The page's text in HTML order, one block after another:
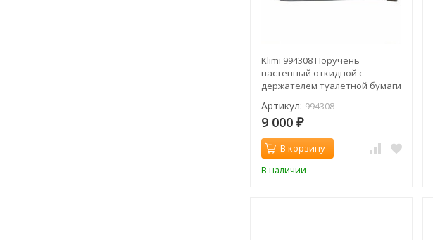
Klimi 994308 Поручень
настенный откидной с
держателем туалетной бумаги
Артикул: 994308
9 000 ₽
В корзину
В наличии